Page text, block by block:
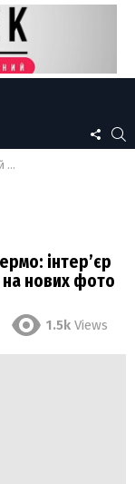
US
інтер’єр
нових фото
1.5k Views